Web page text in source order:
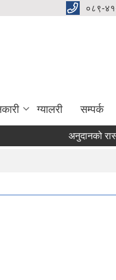
०८९-
ग्यालरी सम्पर्क
अनुदानको